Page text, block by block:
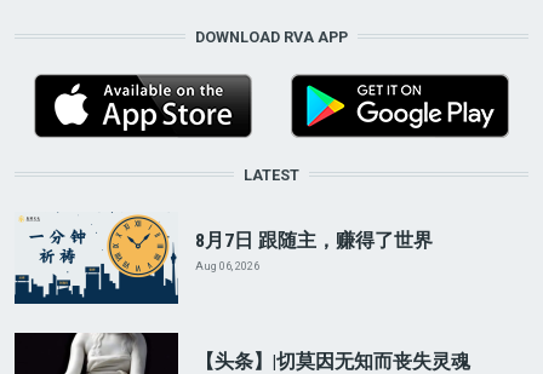
DOWNLOAD RVA APP
LATEST
8月7日 跟随主，赚得了世界
Aug 06, 2026
【头条】|切莫因无知而丧失灵魂